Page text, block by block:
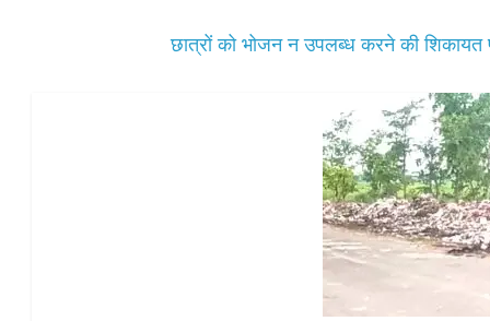
छात्रों को भोजन न उपलब्ध करने की